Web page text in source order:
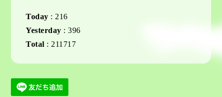
Today : 216
Yesterday :396
Total : 211717